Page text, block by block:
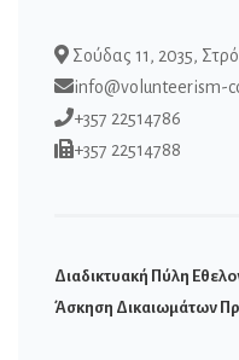
Σούδας 11, 2035,
info@volunteerism-
+357 22514786
+357 22514788
Διαδικτυακή Πύλη
Άσκηση Δικαιωμάτων